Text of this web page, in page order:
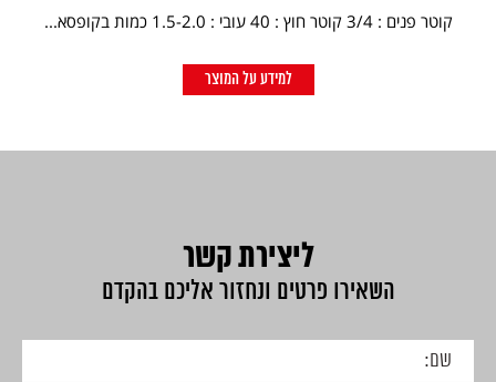
קוטר פנים : 3/4 קוטר חוץ : 40 עובי : 1.5-2.0 כמות בקופסא...
למידע על המוצר
ליצירת קשר
השאירו פרטים ונחזור אליכם בהקדם